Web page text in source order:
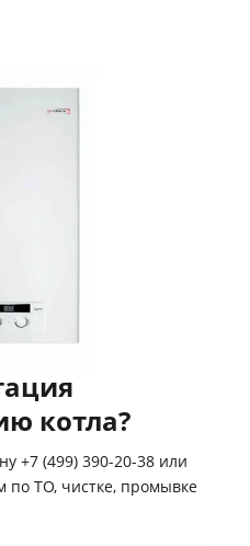
котла?
+7 (499) 390-20-38 или
по ТО, чистке, промывке